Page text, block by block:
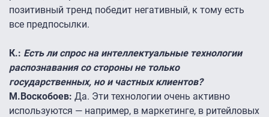
позитивный тренд победит негативный, к тому есть
все предпосылки.
К.: Есть ли спрос на интеллектуальные технологии
распознавания со стороны не только
государственных, но и частных клиентов?
М.Воскобоев: Да. Эти технологии очень активно
используются — например, в маркетинге, в ритейловых